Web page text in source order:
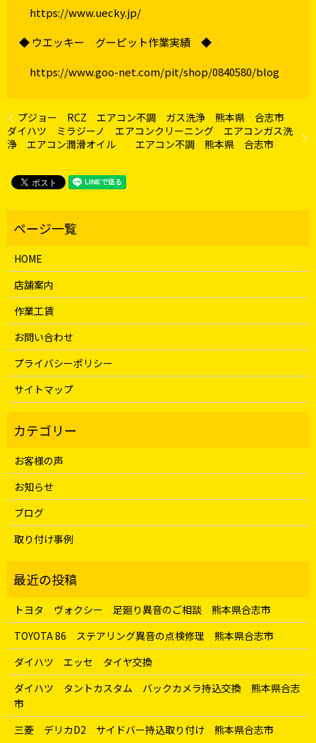
https://www.uecky.jp/
◆ ウエッキー グーピット作業実績 ◆
https://www.goo-net.com/pit/shop/0840580/blog
プジョー RCZ エアコン不調 ガス洗浄 熊本県 合志市
ダイハツ ミラジーノ エアコンクリーニング エアコンガス洗
浄 エアコン潤滑オイル エアコン不調 熊本県 合志市
HOME
店舗案内
作業工賃
お問い合わせ
プライバシーポリシー
サイトマップ
お客様の声
お知らせ
ブログ
取り付け事例
トヨタ ヴォクシー 足廻り異音のご相談 熊本県合志市
TOYOTA 86 ステアリング異音の点検修理 熊本県合志市
ダイハツ エッセ タイヤ交換
ダイハツ タントカスタム バックカメラ持込交換 熊本県合志
市
三菱 デリカD2 サイドバー持込取り付け 熊本県合志市